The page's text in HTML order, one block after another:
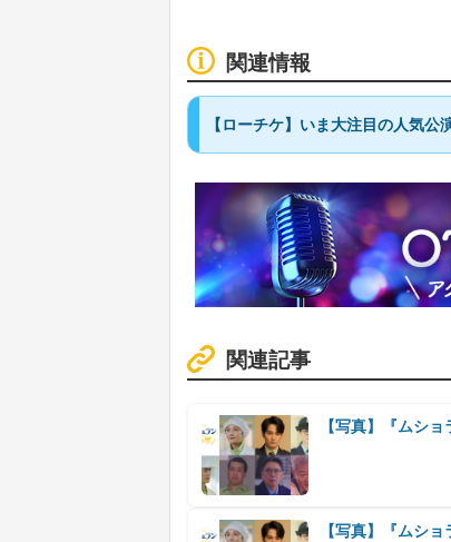
関連情報
【ローチケ】いま大注目の人気公
関連記事
【写真】『ムシ
【写真】『ムシ